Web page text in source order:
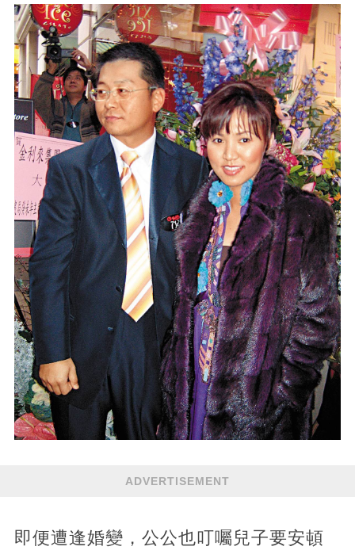
ADVERTISEMENT
即便遭逢婚變，公公也叮囑兒子要安頓